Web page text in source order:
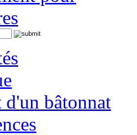
d'un bâtonnat